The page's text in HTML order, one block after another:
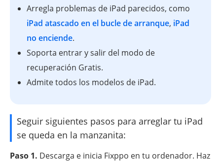
Arregla problemas de iPad parecidos, como
iPad atascado en el bucle de arranque, iPad
no enciende.
Soporta entrar y salir del modo de
recuperación Gratis.
Admite todos los modelos de iPad.
Seguir siguientes pasos para arreglar tu iPad
se queda en la manzanita:
Paso 1. Descarga e inicia Fixppo en tu ordenador. Haz